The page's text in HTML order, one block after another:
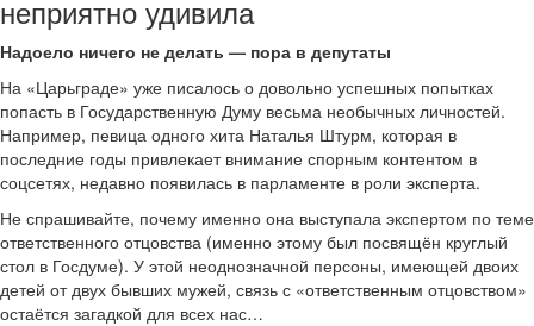
неприятно удивила
Надоело ничего не делать — пора в депутаты
На «Царьграде» уже писалось о довольно успешных попытках
попасть в Государственную Думу весьма необычных личностей.
Например, певица одного хита Наталья Штурм, которая в
последние годы привлекает внимание спорным контентом в
соцсетях, недавно появилась в парламенте в роли эксперта.
Не спрашивайте, почему именно она выступала экспертом по теме
ответственного отцовства (именно этому был посвящён круглый
стол в Госдуме). У этой неоднозначной персоны, имеющей двоих
детей от двух бывших мужей, связь с «ответственным отцовством»
остаётся загадкой для всех нас…